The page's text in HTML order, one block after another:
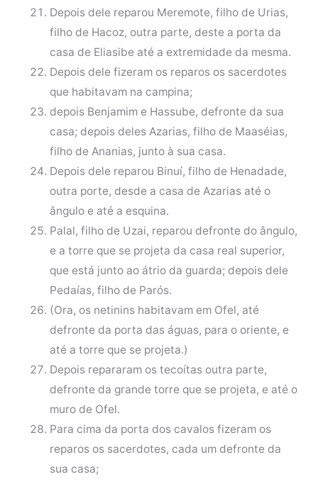
Depois dele reparou Meremote, filho de Urias,
filho de Hacoz, outra parte, deste a porta da
casa de Eliasibe até a extremidade da mesma.
Depois dele fizeram os reparos os sacerdotes
que habitavam na campina;
depois Benjamim e Hassube, defronte da sua
casa; depois deles Azarias, filho de Maaséias,
filho de Ananias, junto à sua casa.
Depois dele reparou Binuí, filho de Henadade,
outra porte, desde a casa de Azarias até o
ângulo e até a esquina.
Palal, filho de Uzai, reparou defronte do ângulo,
e a torre que se projeta da casa real superior,
que está junto ao átrio da guarda; depois dele
Pedaías, filho de Parós.
(Ora, os netinins habitavam em Ofel, até
defronte da porta das águas, para o oriente, e
até a torre que se projeta.)
Depois repararam os tecoítas outra parte,
defronte da grande torre que se projeta, e até o
muro de Ofel.
Para cima da porta dos cavalos fizeram os
reparos os sacerdotes, cada um defronte da
sua casa;